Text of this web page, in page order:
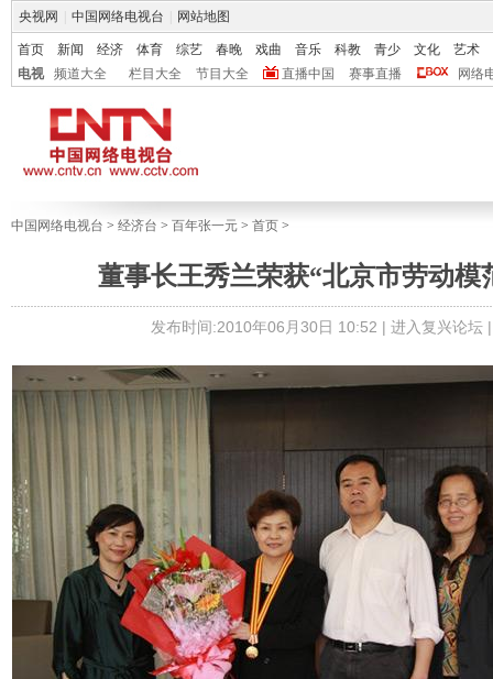
央视网 中国网络电视台 网站地图
首页 新闻 经济 体育 综艺 春晚 戏曲 音乐 科教 青少 文化
艺术
电视
频道大全 栏目大全 节目大全 直播中国 赛事直播 网络
中国网络电视台 > 经济台 > 百年张一元 > 首页 >
董事长王秀兰荣获“北京市劳动模
发布时间:2010年06月30日 10:52 | 进入复兴论坛|